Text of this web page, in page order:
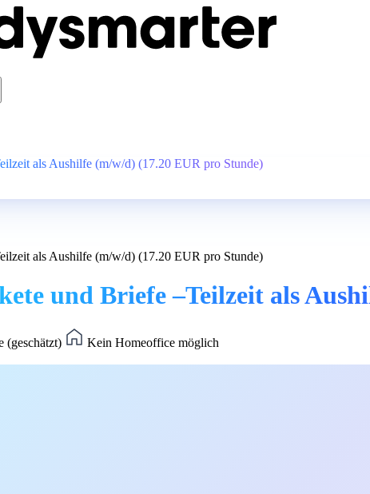
als Aushilfe (m/w/d) (17.20 EUR pro Stunde)
als Aushilfe (m/w/d) (17.20 EUR pro Stunde)
und Briefe –Teilzeit als
(geschätzt)
Kein Homeoffice möglich